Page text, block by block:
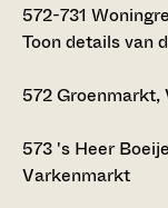
572-731
Toon details van
572Groenmarkt,
573 's Heer
Varkenmarkt